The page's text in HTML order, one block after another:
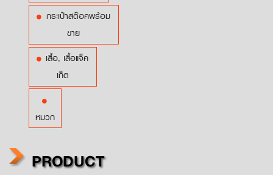
กระเป๋าสต๊อคพร้อม
ขาย
เสื้อ, เสื้อแจ็ค
เก็ต
หมวก
PRODUCT